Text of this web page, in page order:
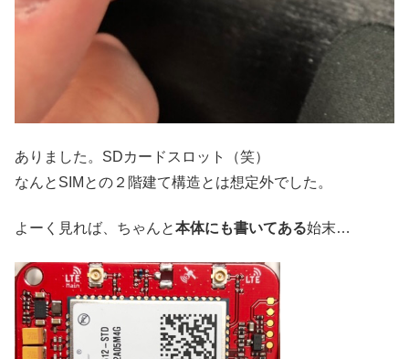
ありました。SDカードスロット（笑）
なんとSIMとの２階建て構造とは想定外でした。
よーく見れば、ちゃんと本体にも書いてある始末…